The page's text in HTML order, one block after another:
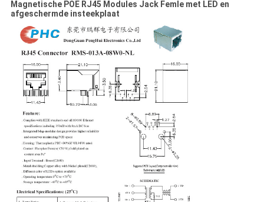
Magnetische POE RJ45 Modules Jack Femle met LED en
afgeschermde insteekplaat